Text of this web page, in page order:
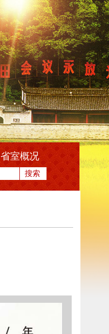
省室概况
搜索